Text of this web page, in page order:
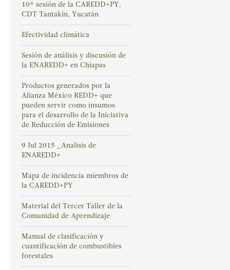
10° sesión de la CAREDD+PY,
CDT Tantakín, Yucatán
Efectividad climática
Sesión de análisis y discusión de
la ENAREDD+ en Chiapas
Productos generados por la
Alianza México REDD+ que
pueden servir como insumos
para el desarrollo de la Iniciativa
de Reducción de Emisiones
9 Jul 2015 _Analisis de
ENAREDD+
Mapa de incidencia miembros de
la CAREDD+PY
Material del Tercer Taller de la
Comunidad de Aprendizaje
Manual de clasificación y
cuantificación de combustibles
forestales